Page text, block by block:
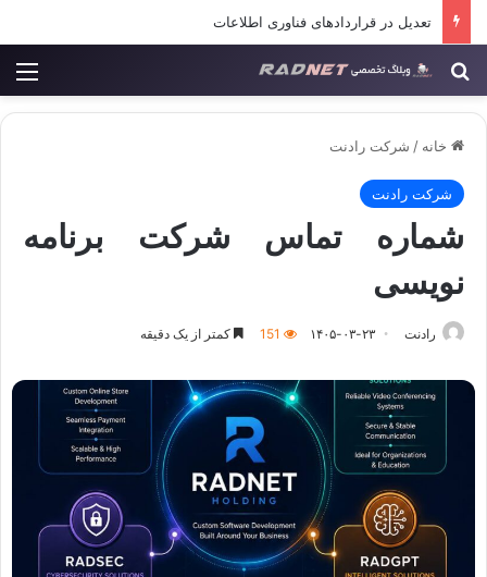
آموزش برنامه نویسی کودکان در رادنت
جستجو برای
خانه / شرکت رادنت
شرکت رادنت
شماره تماس شرکت برنامه
نویسی
رادنت ۱۴۰۵-۰۳-۲۳ 151 کمتر از یک دقیقه